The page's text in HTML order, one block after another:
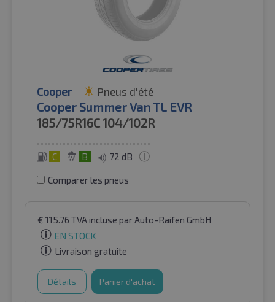
Cooper Pneus d'été
Cooper Summer Van TL EVR
185/75R16C104/102R
C B 72 dB
Comparer les pneus
€ 115.76 TVA incluse par Auto-Raifen GmbH
EN STOCK
Livraison gratuite
Détails Panier d'achat